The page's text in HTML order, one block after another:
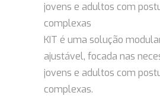
jovens e adultos com
complexas
KIT é uma solução
ajustável, focada nas
jovens e adultos com
complexas.